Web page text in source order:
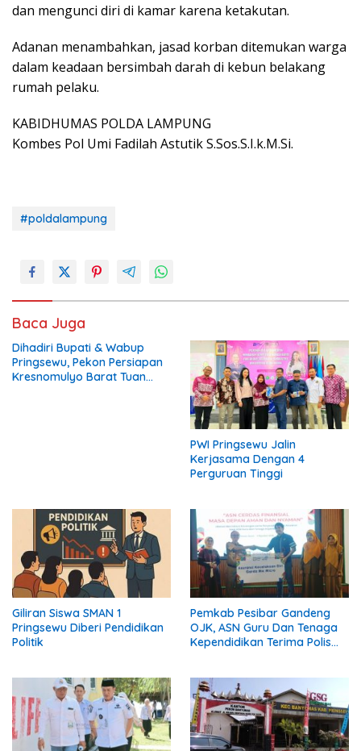
dan mengunci diri di kamar karena ketakutan.
Adanan menambahkan, jasad korban ditemukan warga
dalam keadaan bersimbah darah di kebun belakang
rumah pelaku.
KABIDHUMAS POLDA LAMPUNG
Kombes Pol Umi Fadilah Astutik S.Sos.S.I.k.M.Si.
#poldalampung
Baca Juga
Dihadiri Bupati & Wabup
Pringsewu, Pekon Persiapan
Kresnomulyo Barat Tuan
PWI Pringsewu Jalin
Kerjasama Dengan 4
Perguruan Tinggi
Giliran Siswa SMAN 1
Pringsewu Diberi Pendidikan
Politik
Pemkab Pesibar Gandeng
OJK, ASN Guru Dan Tenaga
Kependidikan Terima Polis